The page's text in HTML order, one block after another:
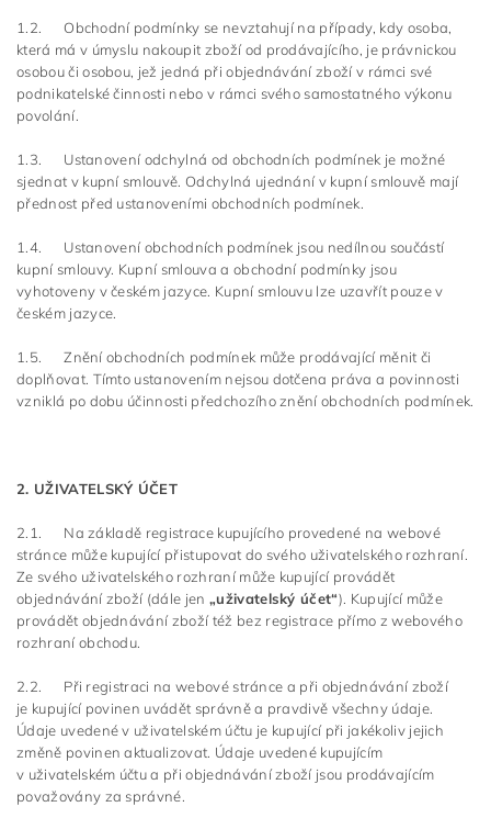
1.2. Obchodní podmínky se nevztahují na případy, kdy osoba,
která má v úmyslu nakoupit zboží od prodávajícího, je právnickou
osobou či osobou, jež jedná při objednávání zboží v rámci své
podnikatelské činnosti nebo v rámci svého samostatného výkonu
povolání.
1.3. Ustanovení odchylná od obchodních podmínek je možné
sjednat v kupní smlouvě. Odchylná ujednání v kupní smlouvě mají
přednost před ustanoveními obchodních podmínek.
1.4. Ustanovení obchodních podmínek jsou nedílnou součástí
kupní smlouvy. Kupní smlouva a obchodní podmínky jsou
vyhotoveny v českém jazyce. Kupní smlouvu lze uzavřít pouze v
českém jazyce.
1.5. Znění obchodních podmínek může prodávající měnit či
doplňovat. Tímto ustanovením nejsou dotčena práva a povinnosti
vzniklá po dobu účinnosti předchozího znění obchodních podmínek.
2. UŽIVATELSKÝ ÚČET
2.1. Na základě registrace kupujícího provedené na webové
stránce může kupující přistupovat do svého uživatelského rozhraní.
Ze svého uživatelského rozhraní může kupující provádět
objednávání zboží (dále jen „uživatelský účet“). Kupující může
provádět objednávání zboží též bez registrace přímo z webového
rozhraní obchodu.
2.2. Při registraci na webové stránce a při objednávání zboží
je kupující povinen uvádět správně a pravdivě všechny údaje.
Údaje uvedené v uživatelském účtu je kupující při jakékoliv jejich
změně povinen aktualizovat. Údaje uvedené kupujícím
v uživatelském účtu a při objednávání zboží jsou prodávajícím
považovány za správné.